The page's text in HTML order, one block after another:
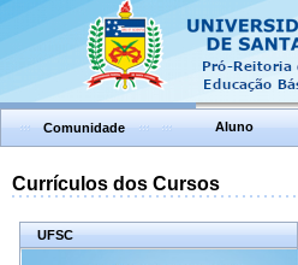
Comunidade Aluno
Currículos dos Cursos
UFSC